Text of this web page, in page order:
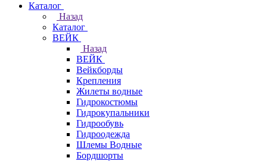
Каталог
Назад
Каталог
ВЕЙК
Назад
ВЕЙК
Вейкборды
Крепления
Жилеты водные
Гидрокостюмы
Гидрокупальники
Гидрообувь
Гидроодежда
Шлемы Водные
Бордшорты